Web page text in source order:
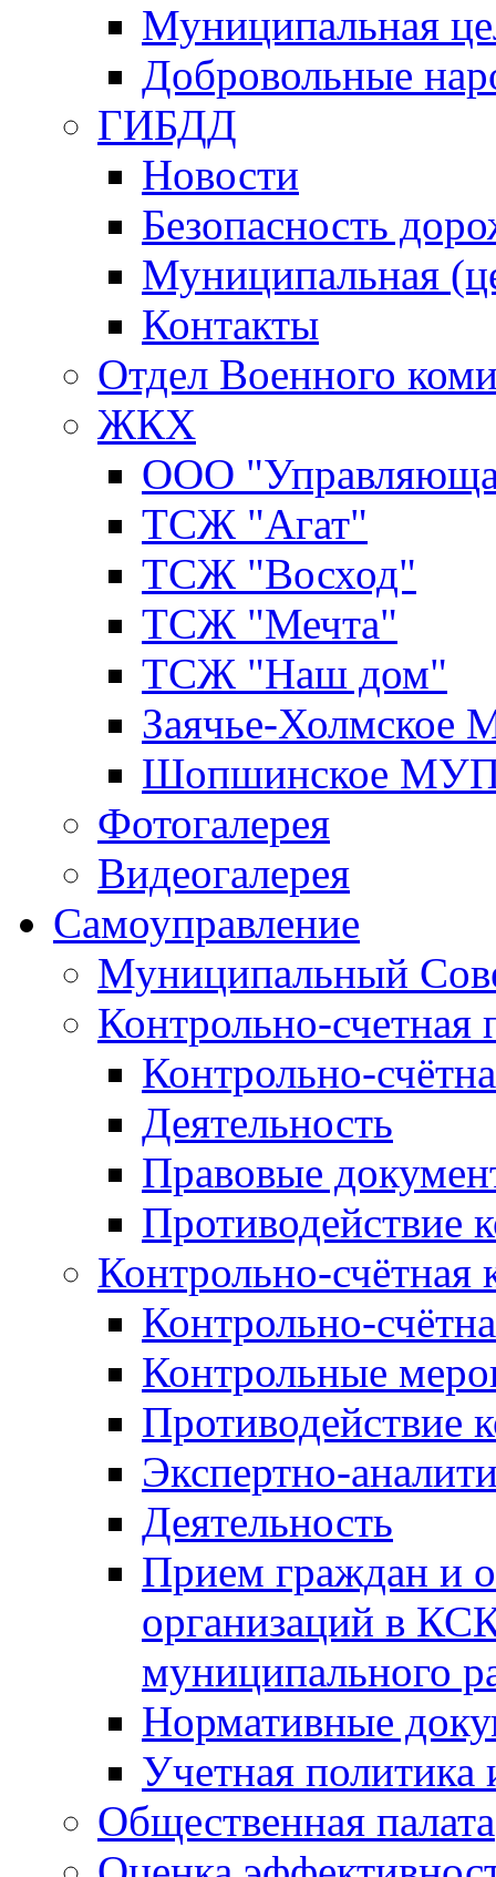
Муниципальная
Добровольные
ГИБДД
Новости
Безопасность
Муниципальная
Контакты
Отдел Военного
ЖКХ
ООО
ТСЖ "Агат"
ТСЖ "Восход"
ТСЖ "Мечта"
ТСЖ "Наш дом"
Заячье-
Шопшинское
Фотогалерея
Видеогалерея
Самоуправление
Муниципальный
Контрольно-счетная
Контрольно-
Деятельность
Правовые
Противодействие
Контрольно-счётная
Контрольно-
Контрольные
Противодействие
Экспертно-
Деятельность
Прием граждан и
организаций в
муниципального
Нормативные
Учетная политика
Общественная палата